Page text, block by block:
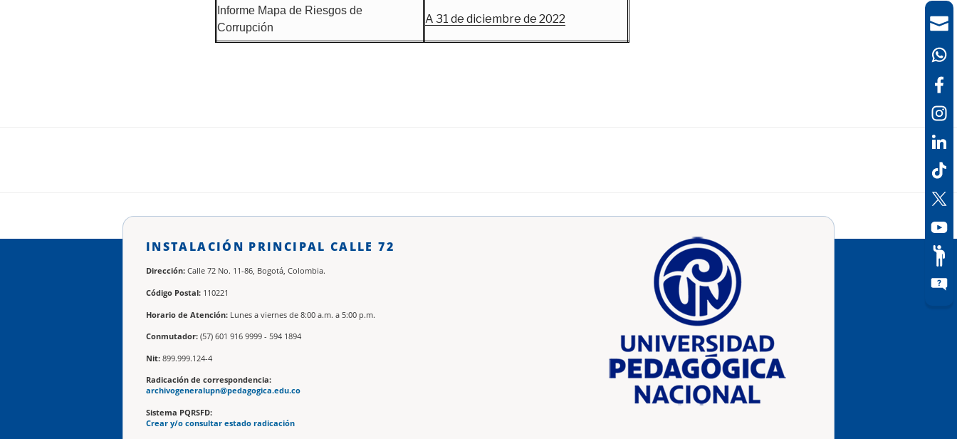
Informe Mapa de Riesgos de
Corrupción
A 31 de diciembre de 2022
INSTALACIÓN PRINCIPAL CALLE 72
Dirección: Calle 72 No. 11-86, Bogotá, Colombia.
Código Postal: 110221
Horario de Atención: Lunes a viernes de 8:00 a.m. a 5:00 p.m.
Conmutador: (57) 601 916 9999 - 594 1894
Nit: 899.999.124-4
Radicación de correspondencia:
archivogeneralupn@pedagogica.edu.co
Sistema PQRSFD:
Crear y/o consultar estado radicación